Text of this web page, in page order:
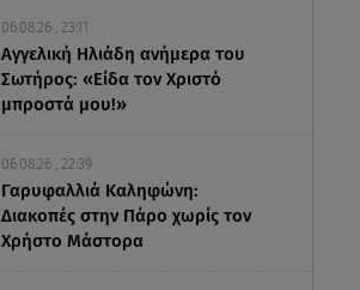
06.08.26 , 23:11
Αγγελική Ηλιάδη ανήμερα του
Σωτήρος: «Είδα τον Χριστό
μπροστά μου!»
06.08.26 , 22:39
Γαρυφαλλιά Καληφώνη:
Διακοπές στην Πάρο χωρίς τον
Χρήστο Μάστορα